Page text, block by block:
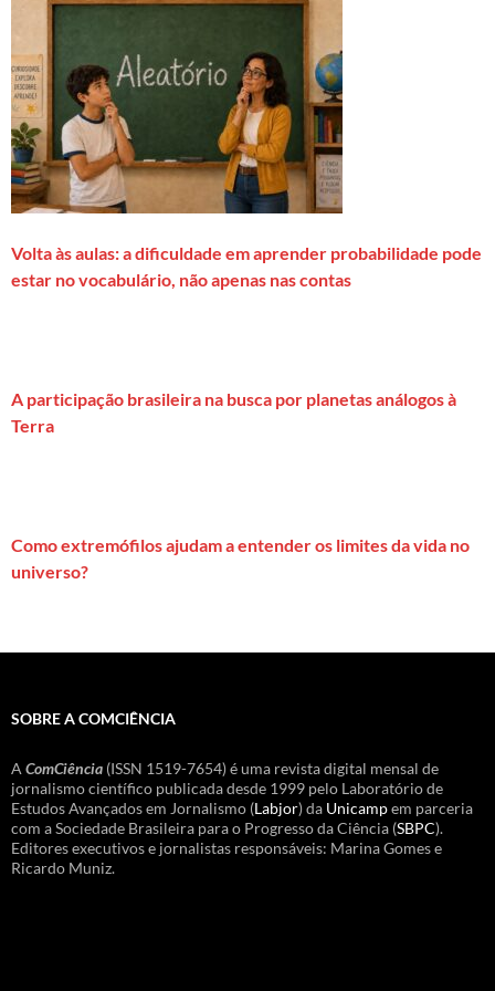
Volta às aulas: a dificuldade em aprender probabilidade pode
estar no vocabulário, não apenas nas contas
A participação brasileira na busca por planetas análogos à
Terra
Como extremófilos ajudam a entender os limites da vida no
universo?
SOBRE A COMCIÊNCIA
A ComCiência (ISSN 1519-7654) é uma revista digital mensal de
jornalismo científico publicada desde 1999 pelo Laboratório de
Estudos Avançados em Jornalismo (Labjor) da Unicampem parceria
com a Sociedade Brasileira para o Progresso da Ciência (SBPC).
Editores executivos e jornalistas responsáveis: Marina Gomes e
Ricardo Muniz.